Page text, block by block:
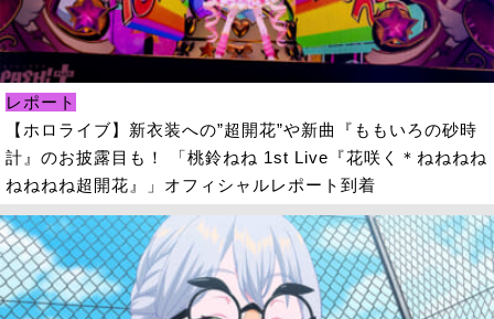
レポート
【ホロライブ】新衣装への”超開花”や新曲『ももいろの砂時
計』のお披露目も！ 「桃鈴ねね 1st Live『花咲く＊ねねねね
ねねねね超開花』」オフィシャルレポート到着